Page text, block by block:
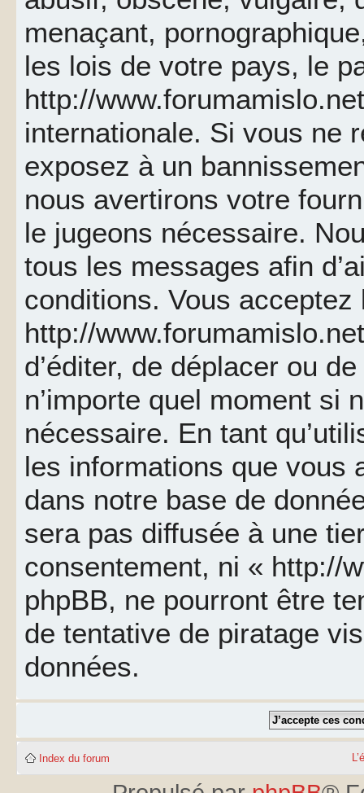
menaçant,
les lois de votre pays, le
http://
internationale. Si vous ne
exposez à un
nous avertirons votre
le jugeons nécessaire.
tous les messages afin
conditions. Vous acceptez
http://
d’éditer, de déplacer ou
n’importe quel moment si
nécessaire. En tant
les informations que vous
dans notre base de
sera pas diffusée à une
consentement, ni « http://
phpBB, ne pourront être
de tentative de piratage
données.
Index du forum